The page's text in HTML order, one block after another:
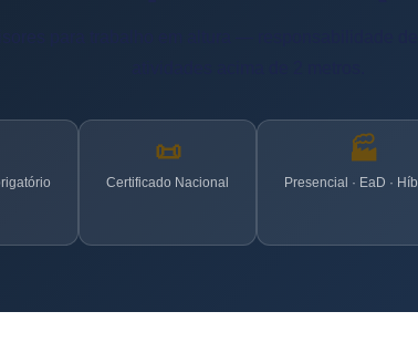
📜
Certificado Nacional
🏭
Presencial · EaD ·